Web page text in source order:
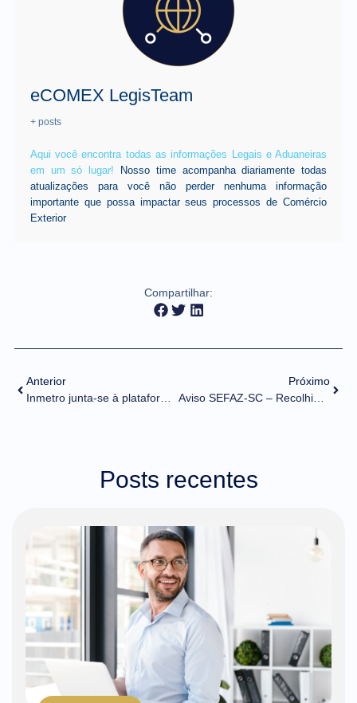
eCOMEX LegisTeam
+ posts
Aqui você encontra todas as informações Legais e Aduaneiras
em um só lugar! Nosso time acompanha diariamente todas
atualizações para você não perder nenhuma informação
importante que possa impactar seus processos de Comércio
Exterior
Compartilhar:
Anterior
Inmetro junta-se à plataforma Brasil Exportação com informações sobre barreiras técnicas e regulamentações no comércio exterior
Próximo
Aviso SEFAZ-SC – Recolhimento de ICMS e DUIMP
Posts recentes